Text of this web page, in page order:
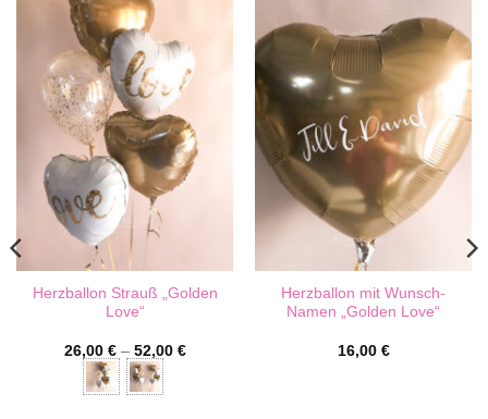
Herzballon Strauß „Golden
Love“
26,00 €– 52,00 €
Herzballon mit Wunsch-
Namen „Golden Love“
16,00 €